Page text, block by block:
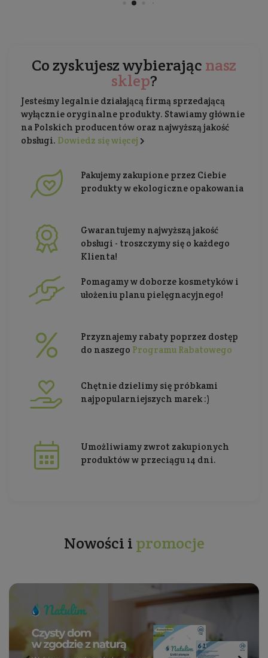
Co zyskujesz wybierając nasz
sklep?
Jesteśmy legalnie działającą firmą sprzedającą
wyłącznie oryginalne produkty. Stawiamy głównie
na Polskich producentów oraz najwyższą jakość
obsługi. Dowiedz się więcej
Pakujemy zakupione przez Ciebie
produkty w ekologiczne opakowania
Gwarantujemy najwyższą jakość
obsługi - troszczymy się o każdego
Klienta!
Pomagamy w doborze kosmetyków i
ułożeniu planu pielęgnacyjnego!
Przyznajemy rabaty poprzez dostęp
do naszego Programu Rabatowego
Chętnie dzielimy się próbkami
najpopularniejszych marek :)
Umożliwiamy zwrot zakupionych
produktów w przeciągu 14 dni.
Nowości i promocje